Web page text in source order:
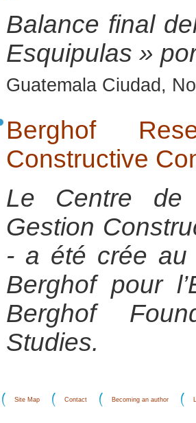
Balance final
Esquipulas »
Guatemala Ciudad,
Berghof
Constructive
Le Centre de
Gestion
- a été crée au
Berghof pour
Berghof
Studies.
Site Map Contact Becoming an author